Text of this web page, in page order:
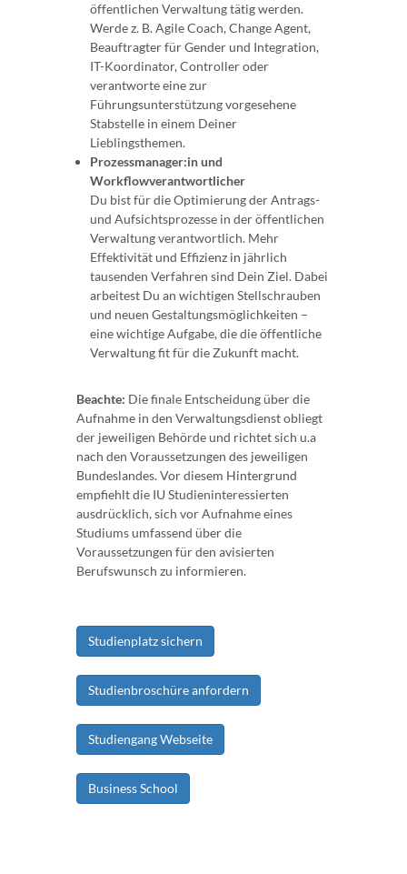
öffentlichen Verwaltung tätig werden.
Werde z. B. Agile Coach, Change Agent,
Beauftragter für Gender und Integration,
IT-Koordinator, Controller oder
verantworte eine zur
Führungsunterstützung vorgesehene
Stabstelle in einem Deiner
Lieblingsthemen.
Prozessmanager:in und
Workflowverantwortlicher
Du bist für die Optimierung der Antrags-
und Aufsichtsprozesse in der öffentlichen
Verwaltung verantwortlich. Mehr
Effektivität und Effizienz in jährlich
tausenden Verfahren sind Dein Ziel. Dabei
arbeitest Du an wichtigen Stellschrauben
und neuen Gestaltungsmöglichkeiten –
eine wichtige Aufgabe, die die öffentliche
Verwaltung fit für die Zukunft macht.
Beachte: Die finale Entscheidung über die
Aufnahme in den Verwaltungsdienst obliegt
der jeweiligen Behörde und richtet sich u.a
nach den Voraussetzungen des jeweiligen
Bundeslandes. Vor diesem Hintergrund
empfiehlt die IU Studieninteressierten
ausdrücklich, sich vor Aufnahme eines
Studiums umfassend über die
Voraussetzungen für den avisierten
Berufswunsch zu informieren.
Studienplatz sichern
Studienbroschüre anfordern
Studiengang Webseite
Business School